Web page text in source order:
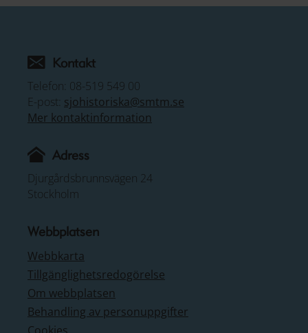
Kontakt
Telefon: 08-519 549 00
E-post: sjohistoriska@smtm.se
Mer kontaktinformation
Adress
Djurgårdsbrunnsvägen 24
Stockholm
Webbplatsen
Webbkarta
Tillgänglighetsredogörelse
Om webbplatsen
Behandling av personuppgifter